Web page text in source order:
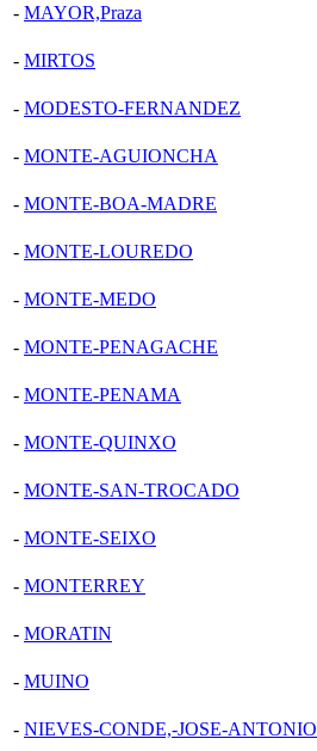
- MAYOR,Praza
- MIRTOS
- MODESTO-FERNANDEZ
- MONTE-AGUIONCHA
- MONTE-BOA-MADRE
- MONTE-LOUREDO
- MONTE-MEDO
- MONTE-PENAGACHE
- MONTE-PENAMA
- MONTE-QUINXO
- MONTE-SAN-TROCADO
- MONTE-SEIXO
- MONTERREY
- MORATIN
- MUINO
- NIEVES-CONDE,-JOSE-ANTONIO